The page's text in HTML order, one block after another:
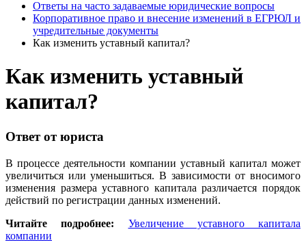
Ответы на часто задаваемые юридические вопросы
Корпоративное право и внесение изменений в ЕГРЮЛ и
учредительные документы
Как изменить уставный капитал?
Как изменить уставный
капитал?
Ответ от юриста
В процессе деятельности компании уставный капитал может
увеличиться или уменьшиться. В зависимости от вносимого
изменения размера уставного капитала различается порядок
действий по регистрации данных изменений.
Читайте подробнее:
Увеличение уставного капитала
компании